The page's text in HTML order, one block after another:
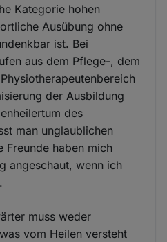
Kategorie hohen
Ausübung ohne
ist. Bei
aus dem Pflege-, dem
der Ausbildung
des
man unglaublichen
Freunde haben mich
angeschaut, wenn ich
muss weder
vom Heilen versteht